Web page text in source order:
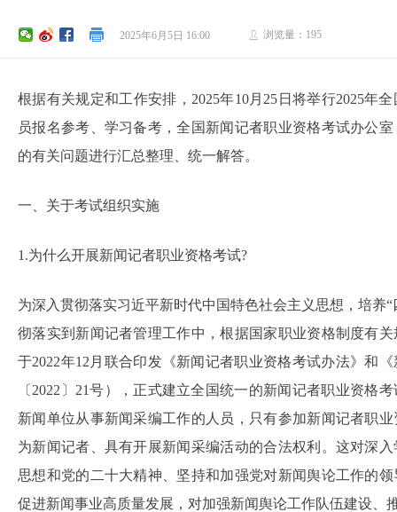
2025年6月5日 16:00 ꄑ 浏览量： 195
根据有关规定和工作安排，2025年10月25日将举行2025年
员报名参考、学习备考，全国新闻记者职业资格考试办公
的有关问题进行汇总整理、统一解答。
一、关于考试组织实施
1.为什么开展新闻记者职业资格考试?
为深入贯彻落实习近平新时代中国特色社会主义思想，培养
彻落实到新闻记者管理工作中，根据国家职业资格制度有
于2022年12月联合印发《新闻记者职业资格考试办法》和
〔2022〕21号），正式建立全国统一的新闻记者职业资格
新闻单位从事新闻采编工作的人员，只有参加新闻记者职
为新闻记者、具有开展新闻采编活动的合法权利。这对深
思想和党的二十大精神、坚持和加强党对新闻舆论工作的
促进新闻事业高质量发展，对加强新闻舆论工作队伍建设、